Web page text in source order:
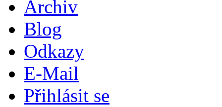
Archiv
Blog
Odkazy
E-Mail
Přihlásit se